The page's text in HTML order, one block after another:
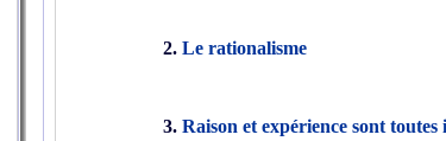
2. Le rationalisme
3. Raison et expérience sont toutes